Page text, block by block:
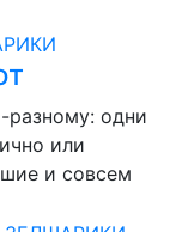
одни
или
и совсем